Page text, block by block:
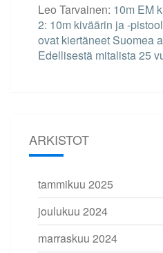
Leo Tarvainen: 10m EM
2: 10m kiväärin ja -
ovat kiertäneet Suomea
Edellisestä mitalista 25
ARKISTOT
tammikuu 2025
joulukuu 2024
marraskuu 2024